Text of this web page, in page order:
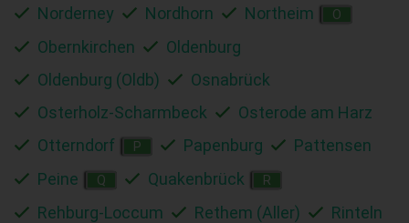
Norderney Nordhorn Northeim O
Obernkirchen
Oldenburg
Oldenburg (Oldb)
Osnabrück
Osterholz-Scharmbeck
Osterode am Harz
Otterndorf
P Papenburg
Pattensen
Peine
Q Quakenbrück R
Rehburg-Loccum Rethem (Aller)
Rinteln